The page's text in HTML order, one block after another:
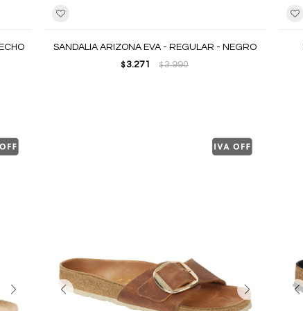
SANDALIA ARIZONA EVA - REGULAR - NEGRO
$3.271 $3.990